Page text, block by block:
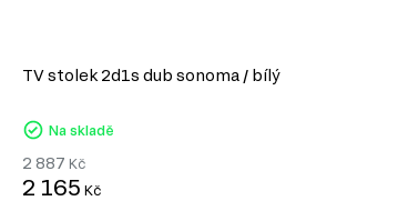
TV stolek 2d1s dub sonoma / bílý
Na skladě
2 887 Kč
2 165 Kč